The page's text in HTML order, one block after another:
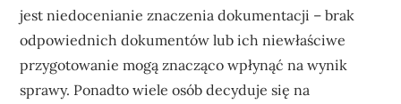
jest niedocenianie znaczenia dokumentacji – brak
odpowiednich dokumentów lub ich niewłaściwe
przygotowanie mogą znacząco wpłynąć na wynik
sprawy. Ponadto wiele osób decyduje się na